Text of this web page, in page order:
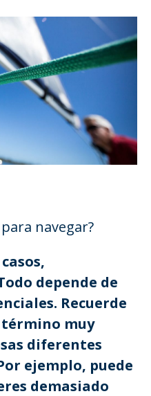
navegar?
depende de
Recuerde
término muy
diferentes
ejemplo, puede
demasiado